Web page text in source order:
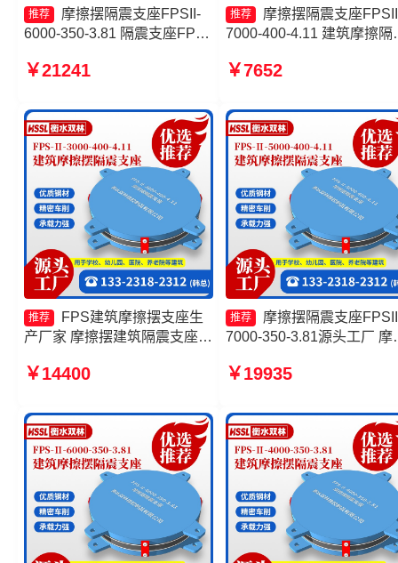
推荐
摩擦摆隔震支座FPSII-
6000-350-3.81 隔震支座FPS-
擦摆隔震支座FPS3A生产厂家
￥21241
推荐
摩擦摆隔震支座
7000-400-4.11 建筑摩擦隔
摆隔振支座
￥7652
推荐
FPS建筑摩擦摆支座生
产厂家 摩擦摆建筑隔震支座源
产厂家 摩擦摆球型减隔震支座
￥14400
推荐
摩擦摆隔震支座
7000-350-3.81源头工厂 摩
3.48厂家 摩擦摆隔震支座
擦摆式减震支座生产厂家
￥19935